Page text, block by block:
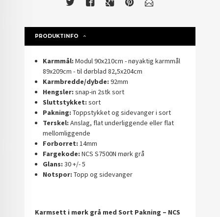
PRODUKTINFO
Karmmål: Modul 90x210cm - nøyaktig karmmål
89x209cm - til dørblad 82,5x204cm
Karmbredde/dybde: 92mm
Hengsler: snap-in 2stk sort
Sluttstykket: sort
Pakning: Toppstykket og sidevanger i sort
Terskel: Anslag, flat underliggende eller flat
mellomliggende
Forborret: 14mm
Fargekode: NCS S7500N mørk grå
Glans: 30 +/- 5
Notspor: Topp og sidevanger
Karmsett i mørk grå med Sort Pakning – NCS